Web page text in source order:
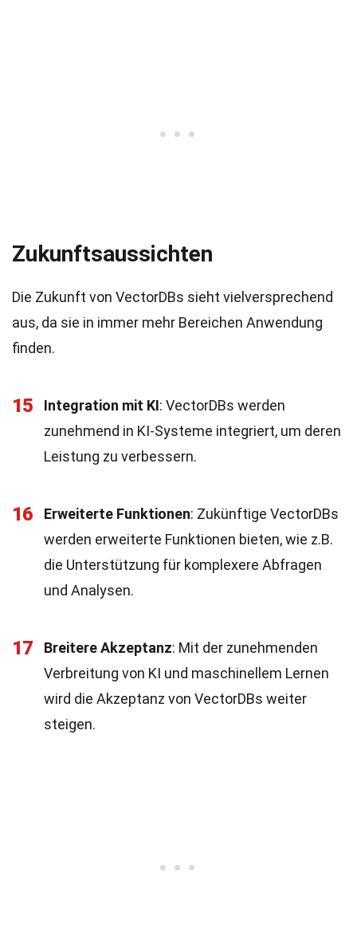
Zukunftsaussichten
Die Zukunft von VectorDBs sieht vielversprechend
aus, da sie in immer mehr Bereichen Anwendung
finden.
15 Integration mit KI: VectorDBs werden
zunehmend in KI-Systeme integriert, um deren
Leistung zu verbessern.
16 Erweiterte Funktionen: Zukünftige VectorDBs
werden erweiterte Funktionen bieten, wie z.B.
die Unterstützung für komplexere Abfragen
und Analysen.
17 Breitere Akzeptanz: Mit der zunehmenden
Verbreitung von KI und maschinellem Lernen
wird die Akzeptanz von VectorDBs weiter
steigen.